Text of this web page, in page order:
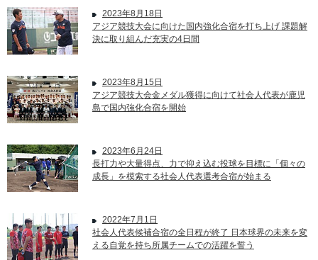
2023年8月18日
アジア競技大会に向けた国内強化合宿を打ち上げ 課題解
決に取り組んだ充実の4日間
2023年8月15日
アジア競技大会金メダル獲得に向けて社会人代表が鹿児
島で国内強化合宿を開始
2023年6月24日
長打力や大量得点、力で抑え込む投球を目標に「個々の
成長」を模索する社会人代表選考合宿が始まる
2022年7月1日
社会人代表候補合宿の全日程が終了 日本球界の未来を変
える自覚を持ち所属チームでの活躍を誓う